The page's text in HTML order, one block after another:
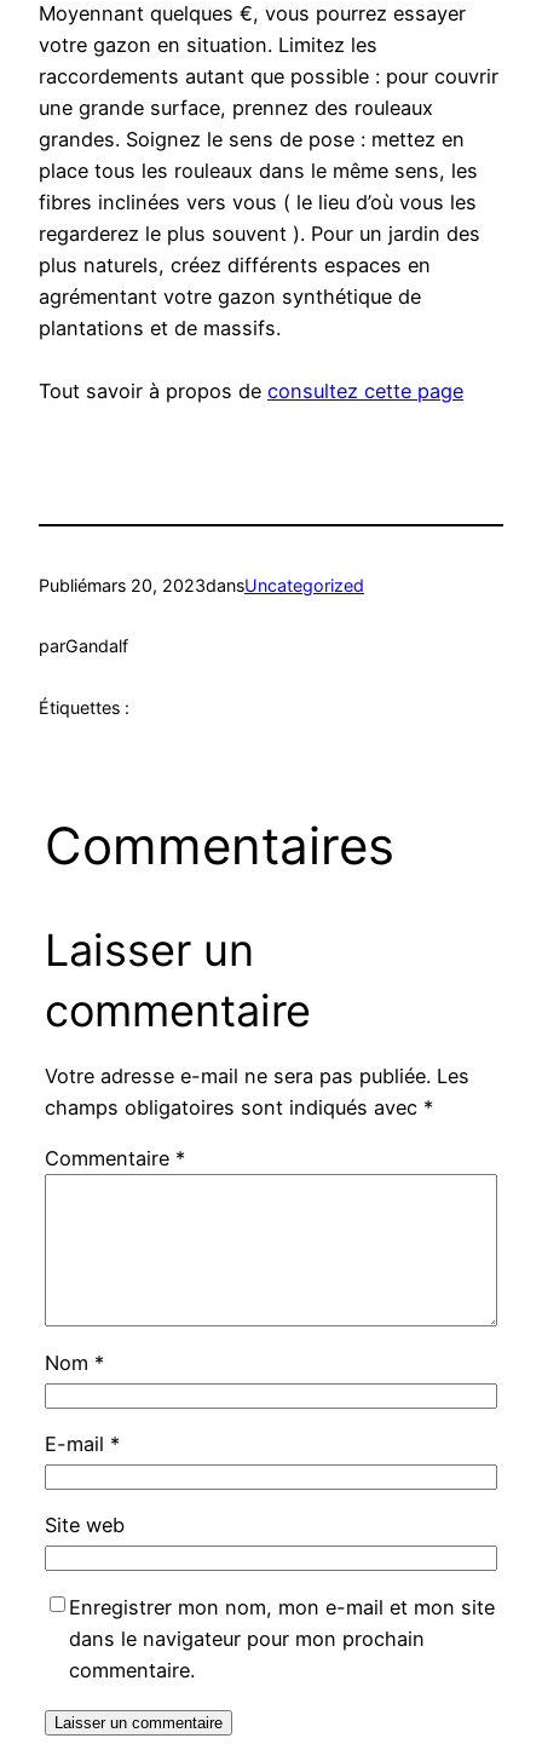
Moyennant quelques €, vous pourrez essayer
votre gazon en situation. Limitez les
raccordements autant que possible : pour couvrir
une grande surface, prennez des rouleaux
grandes. Soignez le sens de pose : mettez en
place tous les rouleaux dans le même sens, les
fibres inclinées vers vous ( le lieu d’où vous les
regarderez le plus souvent ). Pour un jardin des
plus naturels, créez différents espaces en
agrémentant votre gazon synthétique de
plantations et de massifs.
Tout savoir à propos de consultez cette page
Publiémars 20, 2023dansUncategorized
parGandalf
Étiquettes :
Commentaires
Laisser un
commentaire
Votre adresse e-mail ne sera pas publiée. Les
champs obligatoires sont indiqués avec *
Commentaire *
Nom *
E-mail *
Site web
Enregistrer mon nom, mon e-mail et mon site
dans le navigateur pour mon prochain
commentaire.